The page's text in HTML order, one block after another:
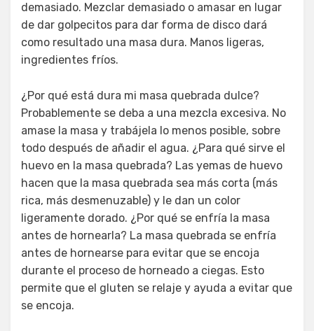
demasiado. Mezclar demasiado o amasar en lugar
de dar golpecitos para dar forma de disco dará
como resultado una masa dura. Manos ligeras,
ingredientes fríos.
¿Por qué está dura mi masa quebrada dulce?
Probablemente se deba a una mezcla excesiva. No
amase la masa y trabájela lo menos posible, sobre
todo después de añadir el agua. ¿Para qué sirve el
huevo en la masa quebrada? Las yemas de huevo
hacen que la masa quebrada sea más corta (más
rica, más desmenuzable) y le dan un color
ligeramente dorado. ¿Por qué se enfría la masa
antes de hornearla? La masa quebrada se enfría
antes de hornearse para evitar que se encoja
durante el proceso de horneado a ciegas. Esto
permite que el gluten se relaje y ayuda a evitar que
se encoja.